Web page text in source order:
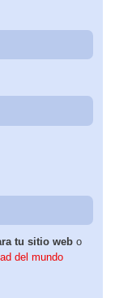
tu sitio web o
del mundo